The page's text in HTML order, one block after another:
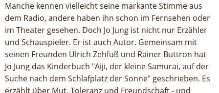
Manche kennen vielleicht seine markante Stimme aus
dem Radio, andere haben ihn schon im Fernsehen oder
im Theater gesehen. Doch Jo Jung ist nicht nur Erzähler
und Schauspieler. Er ist auch Autor. Gemeinsam mit
seinen Freunden Ulrich Zehfuß und Rainer Buttron hat
Jo Jung das Kinderbuch "Aiji, der kleine Samurai, auf der
Suche nach dem Schlafplatz der Sonne" geschrieben. Es
erzählt über Mut, Toleranz und Freundschaft - und